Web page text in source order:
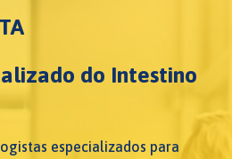
do Intestino
especializados para